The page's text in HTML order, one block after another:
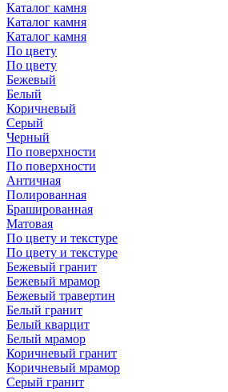
Каталог камня
Каталог камня
Каталог камня
По цвету
По цвету
Бежевый
Белый
Коричневый
Серый
Черный
По поверхности
По поверхности
Античная
Полированная
Брашированная
Матовая
По цвету и текстуре
По цвету и текстуре
Бежевый гранит
Бежевый мрамор
Бежевый травертин
Белый гранит
Белый кварцит
Белый мрамор
Коричневый гранит
Коричневый мрамор
Серый гранит